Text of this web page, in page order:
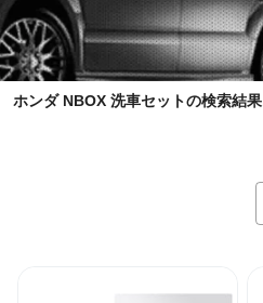
ホンダ NBOX 洗車セットの検索結果